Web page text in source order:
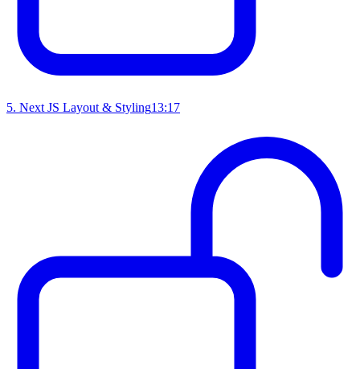
5. Next JS Layout & Styling13:17